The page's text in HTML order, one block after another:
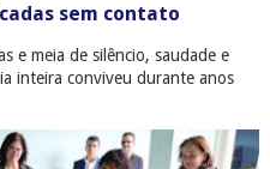
sem contato
e meia de silêncio, saudade e
inteira conviveu durante anos